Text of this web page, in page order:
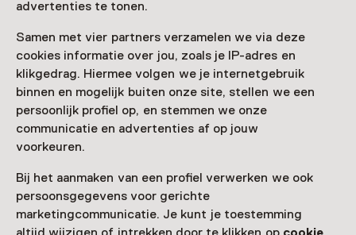
advertenties te tonen.
Samen met vier partners verzamelen we via deze
cookies informatie over jou, zoals je IP-adres en
klikgedrag. Hiermee volgen we je internetgebruik
binnen en mogelijk buiten onze site, stellen we een
persoonlijk profiel op, en stemmen we onze
communicatie en advertenties af op jouw
voorkeuren.
Bij het aanmaken van een profiel verwerken we ook
persoonsgegevens voor gerichte
marketingcommunicatie. Je kunt je toestemming
Nog meer ontdekken